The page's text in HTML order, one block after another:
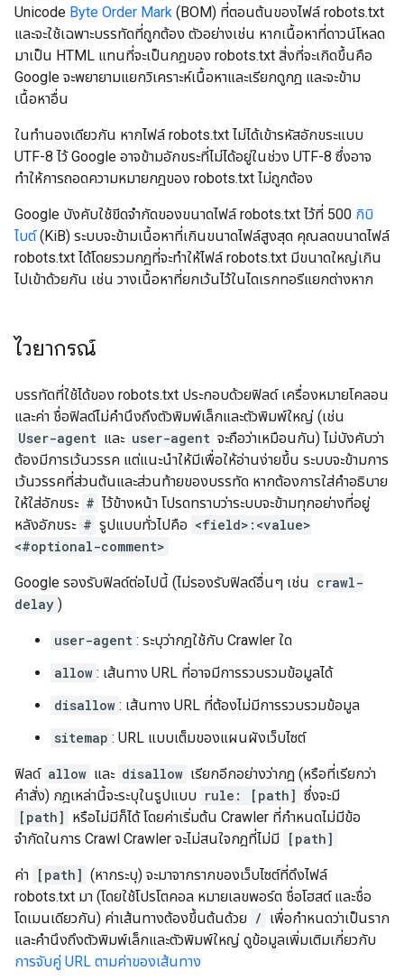
Unicode Byte Order Mark (BOM) ที่ตอนต้นของไฟล์ robots.txt
และจะใช้เฉพาะบรรทัดที่ถูกต้อง ตัวอย่างเช่น หากเนื้อหาที่ดาวน์โหลด
มาเป็น HTML แทนที่จะเป็นกฎของ robots.txt สิ่งที่จะเกิดขึ้นคือ
Google จะพยายามแยกวิเคราะห์เนื้อหาและเรียกดูกฎ และจะข้าม
เนื้อหาอื่น
ในทํานองเดียวกัน หากไฟล์ robots.txt ไม่ได้เข้ารหัสอักขระแบบ
UTF-8 ไว้ Google อาจข้ามอักขระที่ไม่ได้อยู่ในช่วง UTF-8 ซึ่งอาจ
ทำให้การถอดความหมายกฎของ robots.txt ไม่ถูกต้อง
Google บังคับใช้ขีดจำกัดของขนาดไฟล์ robots.txt ไว้ที่ 500 กิบิ
ไบต์(KiB) ระบบจะข้ามเนื้อหาที่เกินขนาดไฟล์สูงสุด คุณลดขนาดไฟล์
robots.txt ได้โดยรวมกฎที่จะทำให้ไฟล์ robots.txt มีขนาดใหญ่เกิน
ไปเข้าด้วยกัน เช่น วางเนื้อหาที่ยกเว้นไว้ในไดเรกทอรีแยกต่างหาก
ไวยากรณ์
บรรทัดที่ใช้ได้ของ robots.txt ประกอบด้วยฟิลด์ เครื่องหมายโคลอน
และค่า ชื่อฟิลด์ไม่คำนึงถึงตัวพิมพ์เล็กและตัวพิมพ์ใหญ่ (เช่น
User-agent และ user-agent จะถือว่าเหมือนกัน) ไม่บังคับว่า
ต้องมีการเว้นวรรค แต่แนะนำให้มีเพื่อให้อ่านง่ายขึ้น ระบบจะข้ามการ
เว้นวรรคที่ส่วนต้นและส่วนท้ายของบรรทัด หากต้องการใส่คำอธิบาย
ให้ใส่อักขระ # ไว้ข้างหน้า โปรดทราบว่าระบบจะข้ามทุกอย่างที่อยู่
หลังอักขระ # รูปแบบทั่วไปคือ <field>:<value>
<#optional-comment>
Google รองรับฟิลด์ต่อไปนี้ (ไม่รองรับฟิลด์อื่นๆ เช่น crawl-
delay )
user-agent : ระบุว่ากฎใช้กับ Crawler ใด
allow : เส้นทาง URL ที่อาจมีการรวบรวมข้อมูลได้
disallow : เส้นทาง URL ที่ต้องไม่มีการรวบรวมข้อมูล
sitemap : URL แบบเต็มของแผนผังเว็บไซต์
ฟิลด์ allow และ disallow เรียกอีกอย่างว่ากฎ (หรือที่เรียกว่า
คำสั่ง) กฎเหล่านี้จะระบุในรูปแบบ rule: [path] ซึ่งจะมี
[path] หรือไม่มีก็ได้ โดยค่าเริ่มต้น Crawler ที่กำหนดไม่มีข้อ
จำกัดในการ Crawl Crawler จะไม่สนใจกฎที่ไม่มี [path]
ค่า [path] (หากระบุ) จะมาจากรากของเว็บไซต์ที่ดึงไฟล์
robots.txt มา (โดยใช้โปรโตคอล หมายเลขพอร์ต ชื่อโฮสต์ และชื่อ
โดเมนเดียวกัน) ค่าเส้นทางต้องขึ้นต้นด้วย / เพื่อกำหนดว่าเป็นราก
และคำนึงถึงตัวพิมพ์เล็กและตัวพิมพ์ใหญ่ ดูข้อมูลเพิ่มเติมเกี่ยวกับ
การจับคู่ URL ตามค่าของเส้นทาง